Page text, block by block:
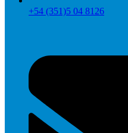
+54 (351)5 04 8126